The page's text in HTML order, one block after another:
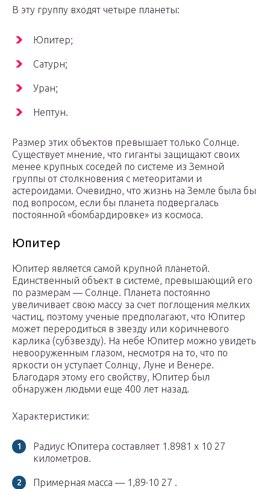
В эту группу входят четыре планеты:
Юпитер;
Сатурн;
Уран;
Нептун.
Размер этих объектов превышает только Солнце.
Существует мнение, что гиганты защищают своих
менее крупных соседей по системе из Земной
группы от столкновения с метеоритами и
астероидами. Очевидно, что жизнь на Земле была бы
под вопросом, если бы планета подвергалась
постоянной «бомбардировке» из космоса.
Юпитер
Юпитер является самой крупной планетой.
Единственный объект в системе, превышающий его
по размерам — Солнце. Планета постоянно
увеличивает свою массу за счет поглощения мелких
частиц, поэтому ученые предполагают, что Юпитер
может переродиться в звезду или коричневого
карлика (субзвезду). На небе Юпитер можно увидеть
невооруженным глазом, несмотря на то, что по
яркости он уступает Солнцу, Луне и Венере.
Благодаря этому его свойству, Юпитер был
обнаружен людьми еще 400 лет назад.
Характеристики:
Радиус Юпитера составляет 1.8981 x 10 27
километров.
Примерная масса — 1,89·10 27 .